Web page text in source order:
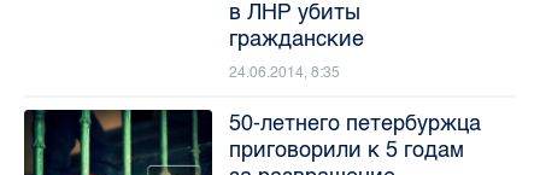
в ЛНР убиты
гражданские
24.06.2014, 8:35
50-летнего петербуржца
приговорили к 5 годам